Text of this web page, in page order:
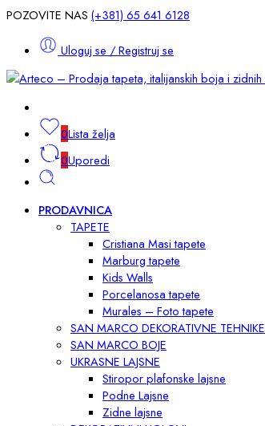
POZOVITE NAS (+381) 65 641 6128
Uloguj se / Registruj se
0Lista želja
0Uporedi
PRODAVNICA
TAPETE
Cristiana Masi tapete
Marburg tapete
Kids Walls
Porcelanosa tapete
Murales – Foto tapete
SAN MARCO DEKORATIVNE TEHNIKE
SAN MARCO BOJE
UKRASNE LAJSNE
Stiropor plafonske lajsne
Podne Lajsne
Zidne lajsne